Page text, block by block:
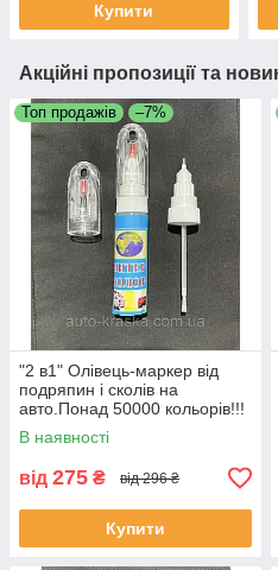
Купити
Акційні пропозиції та
Топ продажів –7%
"2 в1" Олівець-маркер від
подряпин і сколів на
авто.Понад 50000 кольорів!!!
В наявності
від 275 ₴ від 296 ₴
Купити